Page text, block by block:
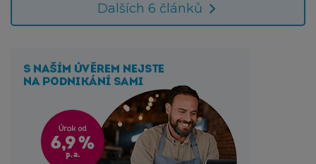
Dalších 6 článků